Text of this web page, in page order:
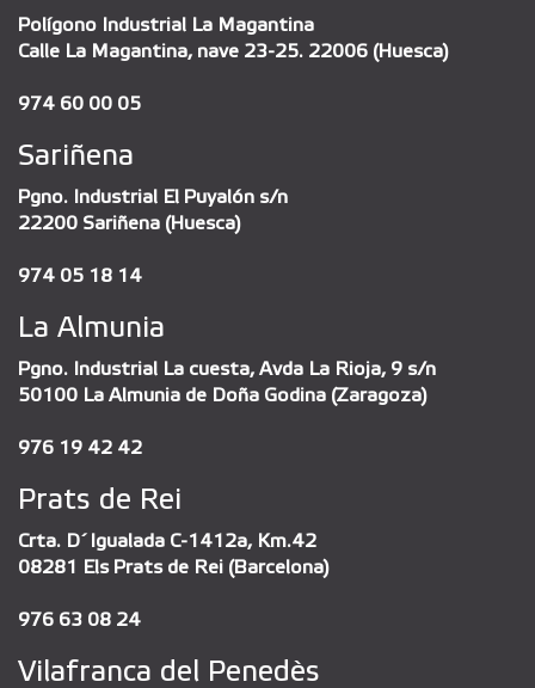
Polígono Industrial La Magantina
Calle La Magantina, nave 23-25. 22006 (Huesca)
974 60 00 05
Sariñena
Pgno. Industrial El Puyalón s/n
22200 Sariñena (Huesca)
974 05 18 14
La Almunia
Pgno. Industrial La cuesta, Avda La Rioja, 9 s/n
50100 La Almunia de Doña Godina (Zaragoza)
976 19 42 42
Prats de Rei
Crta. D´Igualada C-1412a, Km.42
08281 Els Prats de Rei (Barcelona)
976 63 08 24
Vilafranca del Penedès